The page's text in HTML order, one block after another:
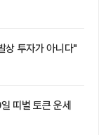
상 투자가 아니다"
띠별 토큰 운세